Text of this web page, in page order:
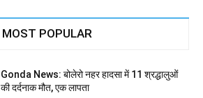
MOST POPULAR
Gonda News: बोलेरो नहर हादसा में 11 श्रद्धालुओं
की दर्दनाक मौत, एक लापता